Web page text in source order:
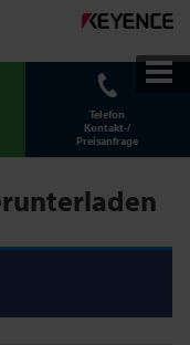
Telefon
Kontakt-/
Preisanfrage